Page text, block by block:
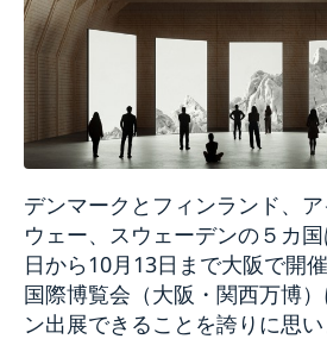
デンマークとフィンランド、
ウェー、スウェーデンの５カ
日から10月13日まで大阪で開
国際博覧会（大阪・関西万博
ン出展できることを誇りに思い